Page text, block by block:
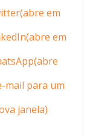
em
em
mail para um
janela)